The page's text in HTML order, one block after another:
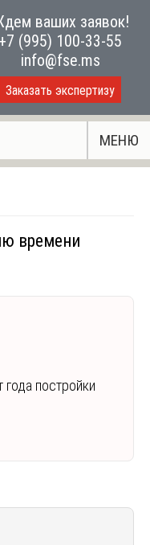
ваших заявок!
+7 (995) 100-33-55
info@fse.ms
Заказать экспертизу
МЕНЮ
времени
постройки